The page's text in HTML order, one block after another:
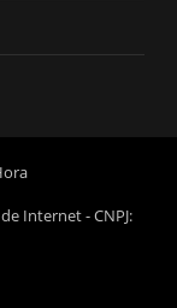
Internet - CNPJ: